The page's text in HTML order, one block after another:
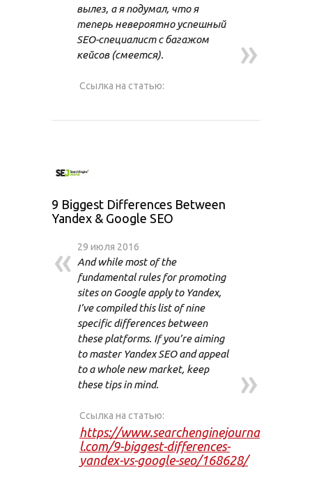
вылез, а я подумал, что я
теперь невероятно успешный
SEO-специалист с багажом
кейсов (смеется).
»
Ссылка на статью:
9 Biggest Differences Between
Yandex & Google SEO
« 29 июля 2016
And while most of the
fundamental rules for promoting
sites on Google apply to Yandex,
I’ve compiled this list of nine
specific differences between
these platforms. If you’re aiming
to master Yandex SEO and appeal
to a whole new market, keep
these tips in mind.
»
Ссылка на статью:
https://www.searchenginejourna
l.com/9-biggest-differences-
yandex-vs-google-seo/168628/